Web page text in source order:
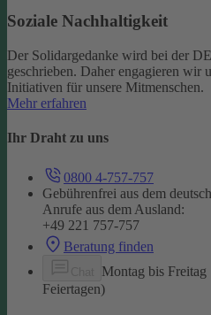
Soziale Nachhaltigkeit
Der Solidargedanke wird bei der
geschrieben. Daher engagieren wir
Initiativen für unsere Mitmenschen.
Mehr erfahren
Ihr Draht zu uns
0800 4-757-757
Gebührenfrei aus dem
Anrufe aus dem Ausland:
+49 221 757-757
Beratung finden
Montag bis
Feiertagen)